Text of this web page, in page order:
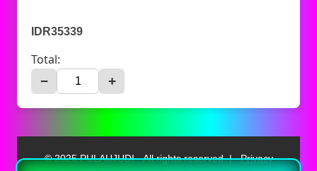
IDR35339
Total:
− +
© 2025 PULAUJUDI - All rights reserved. | Privacy